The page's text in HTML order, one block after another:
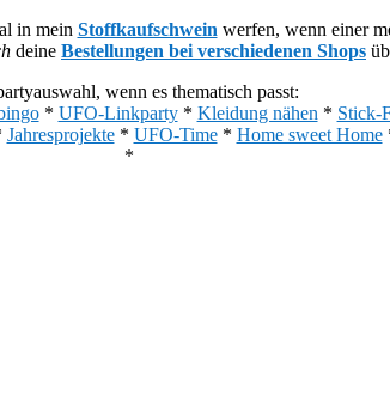
in mein Stoffkaufschwein werfen, wenn einer
deine Bestellungen bei verschiedenen Shops
wenn es thematisch passt:
* UFO-Linkparty* Kleidung nähen * Stick-
Jahresprojekte* UFO-Time* Home sweet Home
*